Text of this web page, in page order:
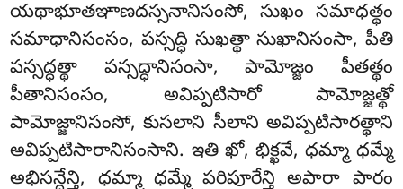
యథాభూతఞాణదస్సనానిసంసో, సుఖం సమాధత్థం
సమాధానిసంసం, పస్సద్ధి సుఖత్థా సుఖానిసంసా, పీతి
పస్సద్ధత్థా పస్సద్ధానిసంసా, పామోజ్జం పీతత్థం
పీతానిసంసం, అవిప్పటిసారో పామోజ్జత్థో
పామోజ్జానిసంసో, కుసలాని సీలాని అవిప్పటిసారత్థాని
అవిప్పటిసారానిసంసాని. ఇతి ఖో, భిక్ఖవే, ధమ్మా ధమ్మే
అభిసన్దేన్తి, ధమ్మా ధమ్మే పరిపూరేన్తి అపారా పారం